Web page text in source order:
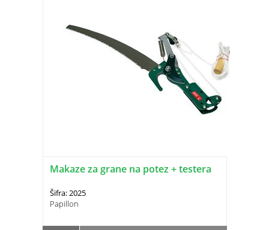
Makaze za grane na potez + testera
Šifra: 2025
Papillon